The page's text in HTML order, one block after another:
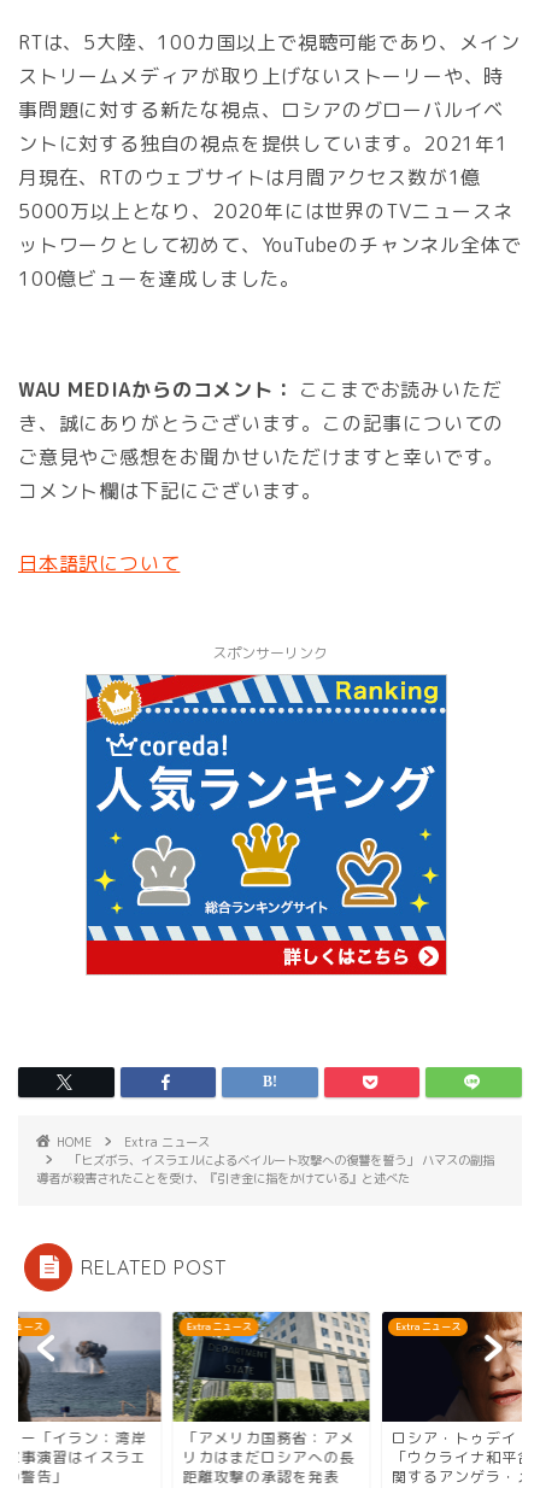
RTは、5大陸、100カ国以上で視聴可能であり、メイン
ストリームメディアが取り上げないストーリーや、時
事問題に対する新たな視点、ロシアのグローバルイベ
ントに対する独自の視点を提供しています。2021年1
月現在、RTのウェブサイトは月間アクセス数が1億
5000万以上となり、2020年には世界のTVニュースネ
ットワークとして初めて、YouTubeのチャンネル全体で
100億ビューを達成しました。
WAU MEDIAからのコメント： ここまでお読みいただ
き、誠にありがとうございます。この記事についての
ご意見やご感想をお聞かせいただけますと幸いです。
コメント欄は下記にございます。
日本語訳について
スポンサーリンク
HOME
Extra ニュース
「ヒズボラ、イスラエルによるベイルート攻撃への復讐を誓う」 ハマスの副指
導者が殺害されたことを受け、『引き金に指をかけている』と述べた
RELATED POST
ニュース
ター「イラン：湾岸
軍事演習はイスラエ
警告」
Extra ニュース
「アメリカ国務省：アメ
リカはまだロシアへの長
距離攻撃の承認を発表
Extra ニュース
ロシア・トゥデイ（
「ウクライナ和平合
関するアンゲラ・メ